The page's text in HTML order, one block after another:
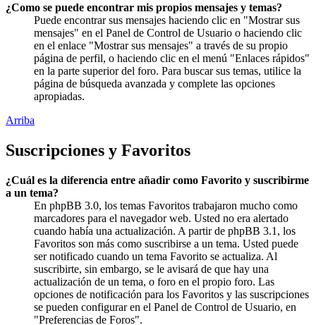
¿Como se puede encontrar mis propios mensajes y temas?
Puede encontrar sus mensajes haciendo clic en "Mostrar sus
mensajes" en el Panel de Control de Usuario o haciendo clic
en el enlace "Mostrar sus mensajes" a través de su propio
página de perfil, o haciendo clic en el menú "Enlaces rápidos"
en la parte superior del foro. Para buscar sus temas, utilice la
página de búsqueda avanzada y complete las opciones
apropiadas.
Arriba
Suscripciones y Favoritos
¿Cuál es la diferencia entre añadir como Favorito y suscribirme
a un tema?
En phpBB 3.0, los temas Favoritos trabajaron mucho como
marcadores para el navegador web. Usted no era alertado
cuando había una actualización. A partir de phpBB 3.1, los
Favoritos son más como suscribirse a un tema. Usted puede
ser notificado cuando un tema Favorito se actualiza. Al
suscribirte, sin embargo, se le avisará de que hay una
actualización de un tema, o foro en el propio foro. Las
opciones de notificación para los Favoritos y las suscripciones
se pueden configurar en el Panel de Control de Usuario, en
"Preferencias de Foros".